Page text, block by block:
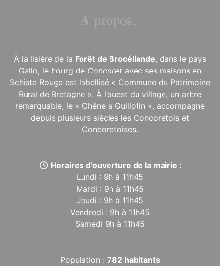
À propos...
À la lisière de la Forêt de Brocéliande, dans le pays
Gallo, le bourg de Concoret avec ses maisons en
Schiste Rouge est labellisé « Commune du Patrimoine
Rural de Bretagne ». À l’ouest du village, un arbre
remarquable, le « Chêne à Guillotin », accompagne
depuis plusieurs siècles les Concoretois et
Concoretoises.
Horaires d’ouverture de la mairie :
Lundi : 9h à 11h45
Mardi : 9h à 11h45
Jeudi : 9h à 11h45
Vendredi : 9h à 11h45
Samedi 9h à 11h45
Population : 782 habitants